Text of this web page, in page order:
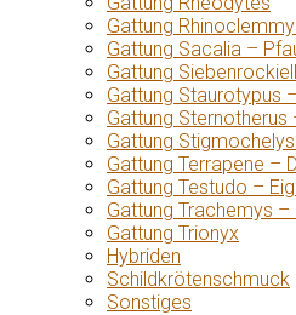
Gattung
Gattung Sacalia –
Gattung
Gattung Staurotypus
Gattung
Gattung
Gattung Terrapene –
Gattung Testudo –
Gattung Trachemys
Gattung Trionyx
Hybriden
Schildkrötenschmuck
Sonstiges